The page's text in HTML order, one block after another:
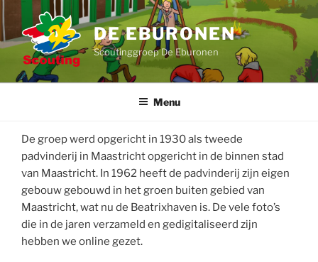
naar
de
inhoud
DE EBURONEN
Scoutinggroep De Eburonen
Menu
De groep werd opgericht in 1930 als tweede
padvinderij in Maastricht opgericht in de binnen stad
van Maastricht. In 1962 heeft de padvinderij zijn eigen
gebouw gebouwd in het groen buiten gebied van
Maastricht, wat nu de Beatrixhaven is. De vele foto’s
die in de jaren verzameld en gedigitaliseerd zijn
hebben we online gezet.